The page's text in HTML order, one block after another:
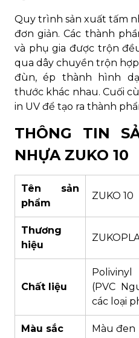
Quy trình sản xuất tấm
đơn giản. Các thành
và phụ gia được trộn
qua dây chuyền trộn
đùn, ép thành hình
thước khác nhau. Cuối
in UV để tạo ra thành
THÔNG TIN
NHỰA ZUKO 10
Tên sản
phẩm
ZUKO 10
Thương
hiệu
Chất liệu
(PVC
các loại
Màu sắc Màu đen